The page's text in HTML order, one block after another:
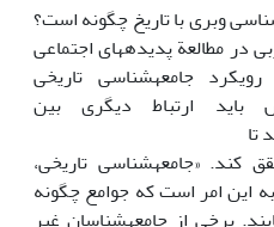
وبری با تاریخ چگونه است؟
در مطالعة پدیده­های اجتماعی
جامعه­شناسی تاریخی
پس باید ارتباط دیگری بین
تا
کند. «جامعه­شناسی تاریخی،
این امر است که جوامع چگونه